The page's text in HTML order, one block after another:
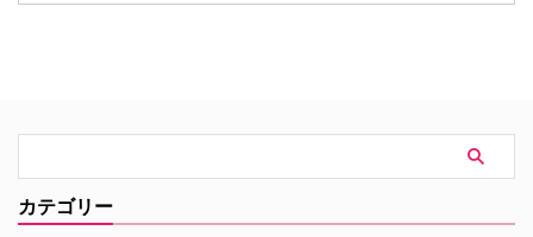
新ビジュアルと、本編映像が公開
を集めていた本作。続く本予告で
は、突如街に現れた恐竜たちに対
して、平穏に暮らしていた“普通
ことが分かった。米Varietyが伝
タート。元英国海兵隊の衛生兵
で、現在は救急外来の医師である
り残されたすべての人々を救うた
カテゴリー